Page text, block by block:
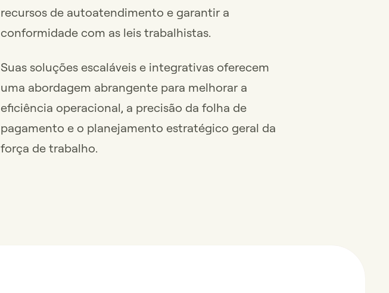
recursos de autoatendimento e garantir a
conformidade com as leis trabalhistas.
Suas soluções escaláveis e integrativas oferecem
uma abordagem abrangente para melhorar a
eficiência operacional, a precisão da folha de
pagamento e o planejamento estratégico geral da
força de trabalho.